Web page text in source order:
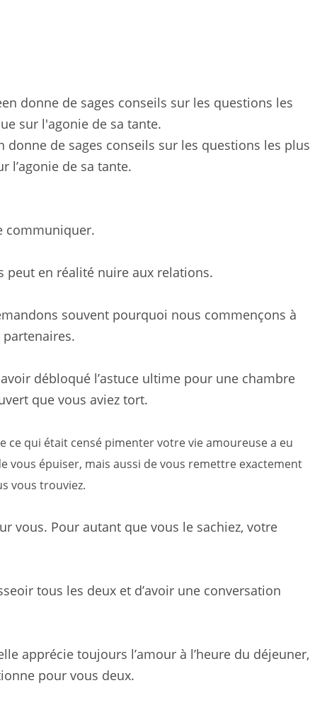
donne de sages conseils sur les questions les plus
l’agonie de sa tante.
communiquer.
peut en réalité nuire aux relations.
souvent pourquoi nous commençons à
débloqué l’astuce ultime pour une chambre
que vous aviez tort.
ce qui était censé pimenter votre vie amoureuse a eu
vous épuiser, mais aussi de vous remettre exactement
vous trouviez.
vous. Pour autant que vous le sachiez, votre
tous les deux et d’avoir une conversation
apprécie toujours l’amour à l’heure du déjeuner,
pour vous deux.